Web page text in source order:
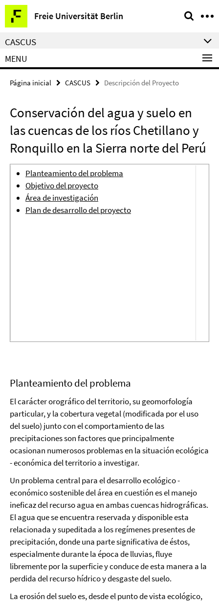
Springe
direkt
zu
Inhalt
Freie Universität Berlin
Herramientas
de
navegación
CASCUS
MENU
Página inicial CASCUS Descripción del Proyecto
Conservación del agua y suelo en
las cuencas de los ríos Chetillano y
Ronquillo en la Sierra norte del Perú
Planteamiento del problema
Objetivo del proyecto
Área de investigación
Plan de desarrollo del proyecto
Planteamiento del problema
El carácter orográfico del territorio, su geomorfología
particular, y la cobertura vegetal (modificada por el uso
del suelo) junto con el comportamiento de las
precipitaciones son factores que principalmente
ocasionan numerosos problemas en la situación ecológica
- económica del territorio a investigar.
Un problema central para el desarrollo ecológico -
económico sostenible del área en cuestión es el manejo
ineficaz del recurso agua en ambas cuencas hidrográficas.
El agua que se encuentra reservada y disponible esta
relacionada y supeditada a los regímenes presentes de
precipitación, donde una parte significativa de éstos,
especialmente durante la época de lluvias, fluye
libremente por la superficie y conduce de esta manera a la
perdida del recurso hídrico y desgaste del suelo.
La erosión del suelo es, desde el punto de vista ecológico,